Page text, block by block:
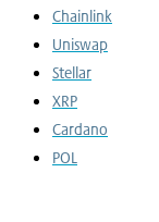
Chainlink
Uniswap
Stellar
XRP
Cardano
POL